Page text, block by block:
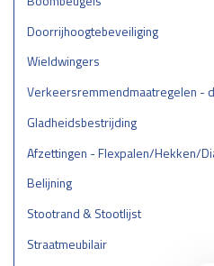
Doorrijhoogtebeveiliging
Wieldwingers
Verkeersremmendmaatregelen
Gladheidsbestrijding
Afzettingen - Flexpalen/Hekken/
Belijning
Stootrand & Stootlijst
Straatmeubilair